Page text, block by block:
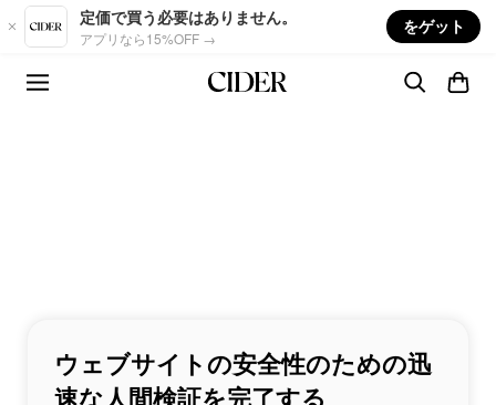
Skip to main content
定価で買う必要はありません。
アプリなら15%OFF →
をゲット
ウェブサイトの安全性のための迅
速な人間検証を完了する